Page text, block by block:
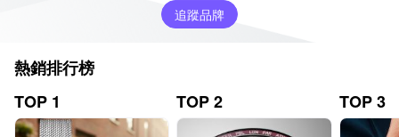
追蹤品牌
熱銷排行榜
TOP 1
TOP 2 TOP 3